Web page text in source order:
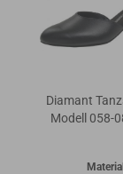
Diamant
Modell 058-
Material